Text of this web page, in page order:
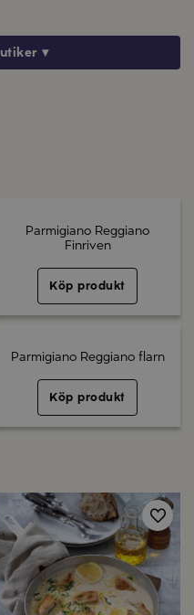
▾
Parmigiano Reggiano
Finriven
Köp produkt
Parmigiano Reggiano flarn
Köp produkt